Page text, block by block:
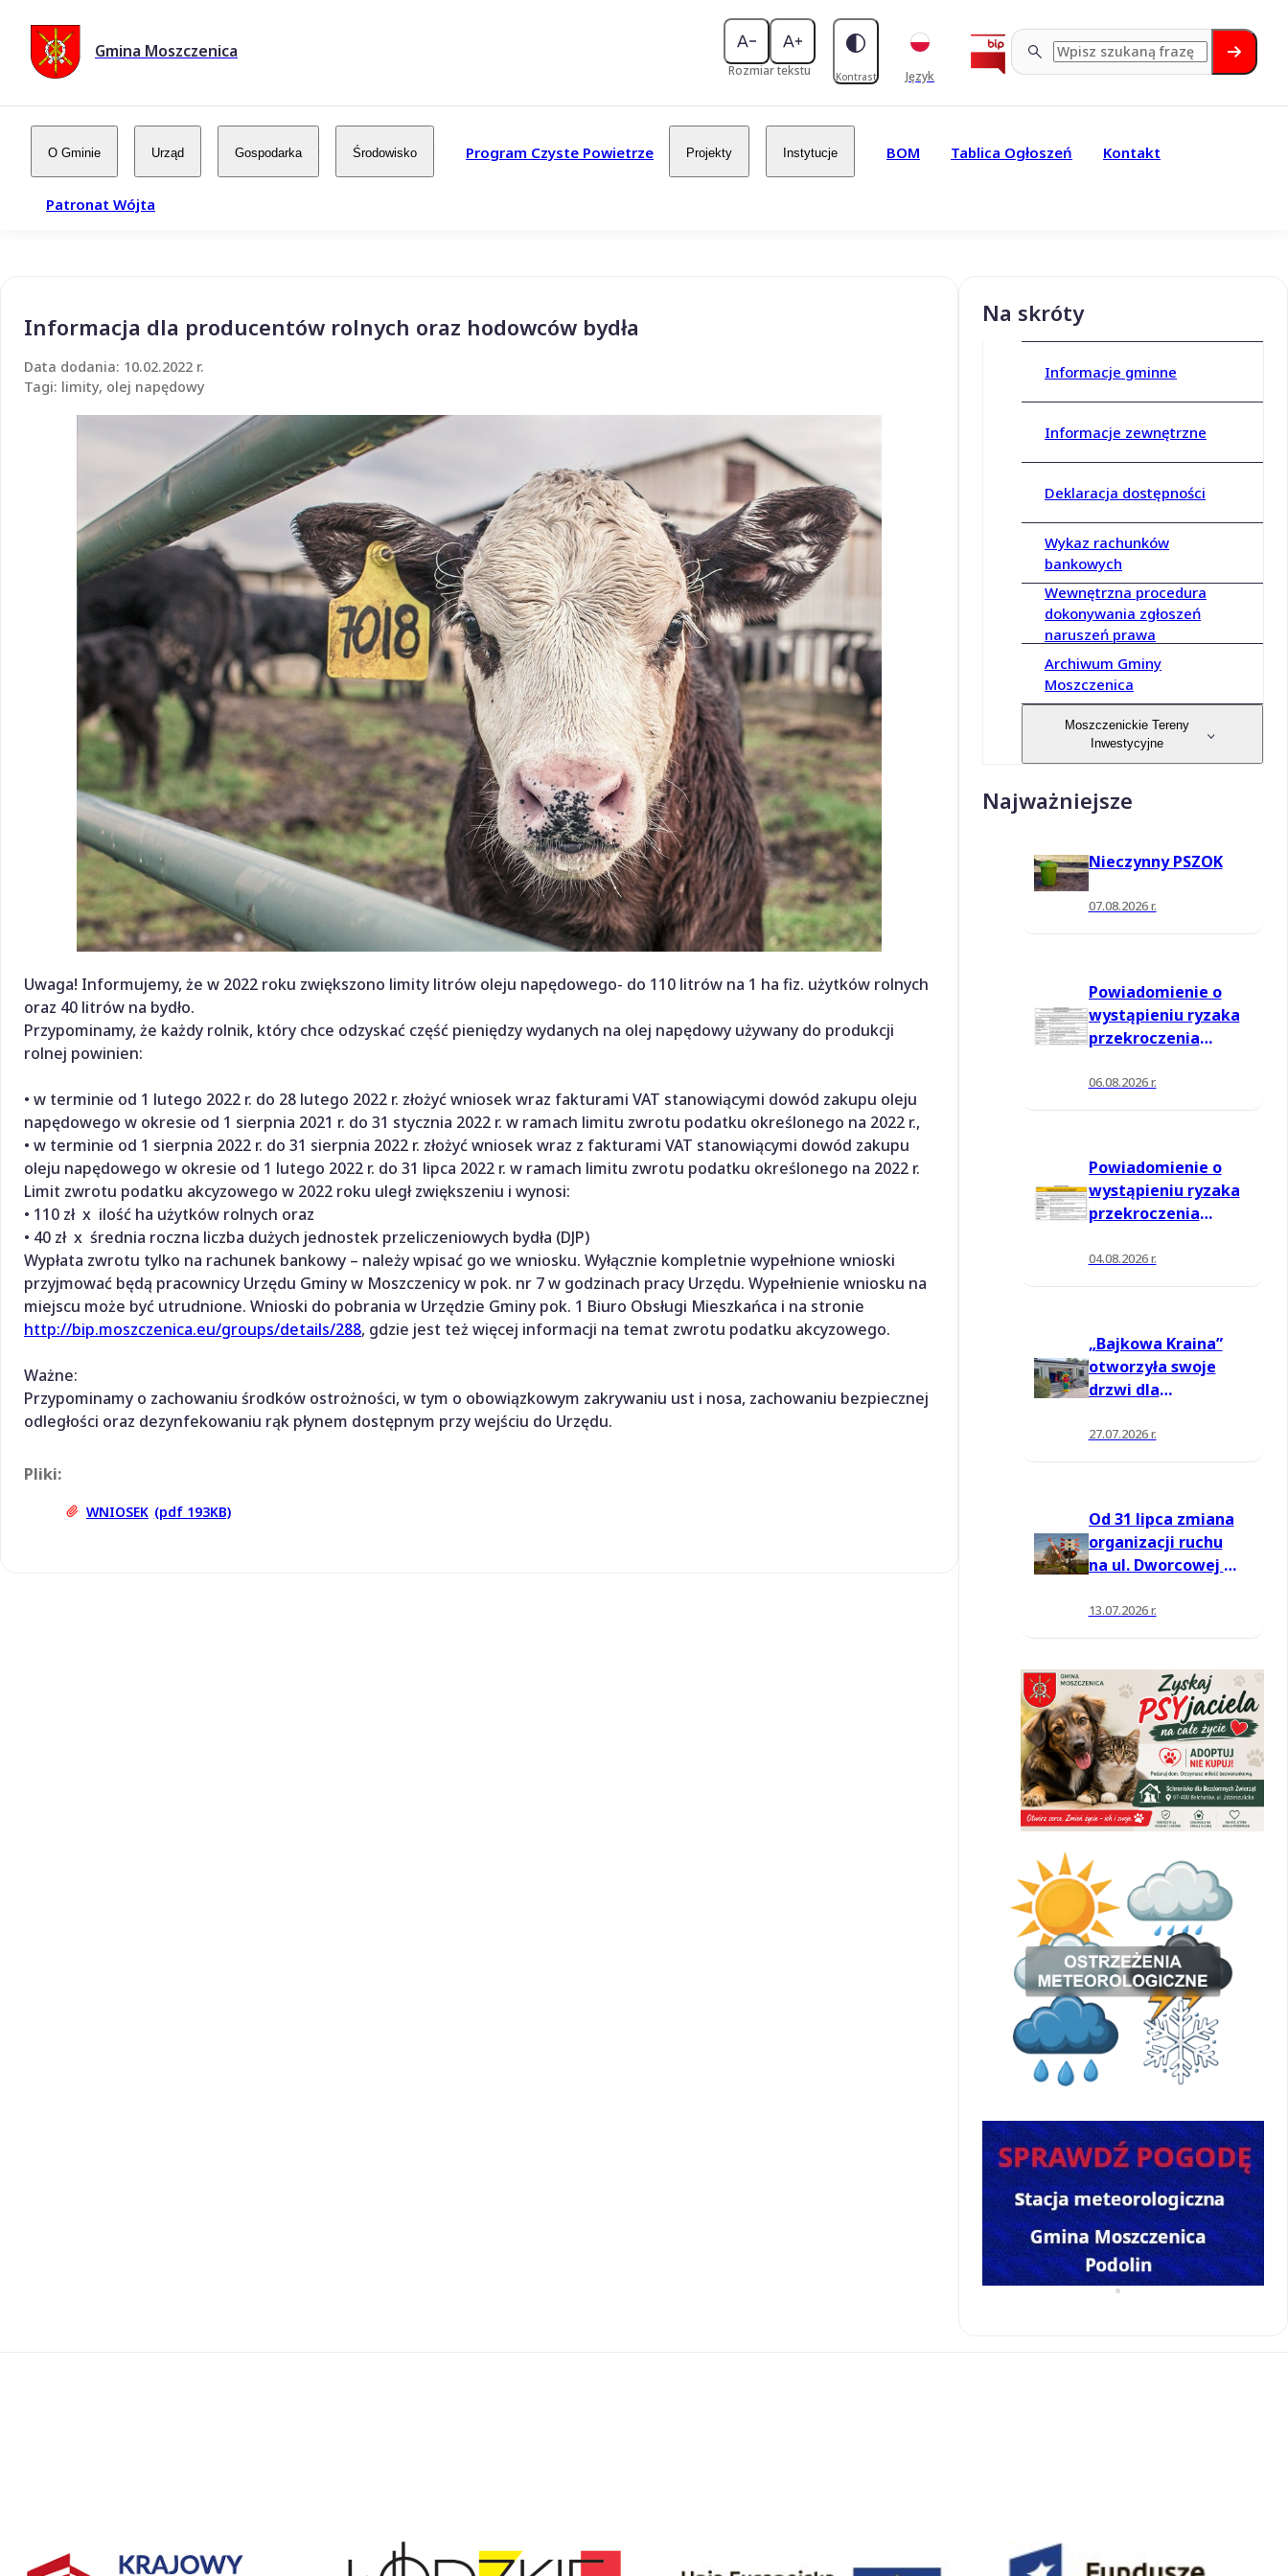
Gmina Moszczenica
Rozmiar tekstu Kontrast Język
O Gminie Urząd Gospodarka Środowisko Program Czyste Powietrze Projekty Instytucje BOM Tablica Ogłoszeń Kontakt
Patronat Wójta
Informacja dla producentów rolnych oraz hodowców bydła
Data dodania: 10.02.2022 r.
Tagi: limity, olej napędowy
Uwaga! Informujemy, że w 2022 roku zwiększono limity litrów oleju napędowego- do 110 litrów na 1 ha fiz. użytków rolnych
oraz 40 litrów na bydło.
Przypominamy, że każdy rolnik, który chce odzyskać część pieniędzy wydanych na olej napędowy używany do produkcji
rolnej powinien:
• w terminie od 1 lutego 2022 r. do 28 lutego 2022 r. złożyć wniosek wraz fakturami VAT stanowiącymi dowód zakupu oleju
napędowego w okresie od 1 sierpnia 2021 r. do 31 stycznia 2022 r. w ramach limitu zwrotu podatku określonego na 2022 r.,
• w terminie od 1 sierpnia 2022 r. do 31 sierpnia 2022 r. złożyć wniosek wraz z fakturami VAT stanowiącymi dowód zakupu
oleju napędowego w okresie od 1 lutego 2022 r. do 31 lipca 2022 r. w ramach limitu zwrotu podatku określonego na 2022 r.
Limit zwrotu podatku akcyzowego w 2022 roku uległ zwiększeniu i wynosi:
• 110 zł x ilość ha użytków rolnych oraz
• 40 zł x średnia roczna liczba dużych jednostek przeliczeniowych bydła (DJP)
Wypłata zwrotu tylko na rachunek bankowy – należy wpisać go we wniosku. Wyłącznie kompletnie wypełnione wnioski
przyjmować będą pracownicy Urzędu Gminy w Moszczenicy w pok. nr 7 w godzinach pracy Urzędu. Wypełnienie wniosku na
miejscu może być utrudnione. Wnioski do pobrania w Urzędzie Gminy pok. 1 Biuro Obsługi Mieszkańca i na stronie
http://bip.moszczenica.eu/groups/details/288, gdzie jest też więcej informacji na temat zwrotu podatku akcyzowego.
Ważne:
Przypominamy o zachowaniu środków ostrożności, w tym o obowiązkowym zakrywaniu ust i nosa, zachowaniu bezpiecznej
odległości oraz dezynfekowaniu rąk płynem dostępnym przy wejściu do Urzędu.
Pliki:
WNIOSEK (pdf 193KB)
Na skróty
Informacje gminne
Informacje zewnętrzne
Deklaracja dostępności
Wykaz rachunków
bankowych
Wewnętrzna procedura
dokonywania zgłoszeń
naruszeń prawa
Archiwum Gminy
Moszczenica
Moszczenickie Tereny
Inwestycyjne
Najważniejsze
Nieczynny PSZOK
07.08.2026 r.
Powiadomienie o
wystąpieniu ryzaka
przekroczenia
informowania dla
06.08.2026 r.
Powiadomienie o
wystąpieniu ryzaka
przekroczenia
informowania dla
04.08.2026 r.
„Bajkowa Kraina”
otworzyła swoje
drzwi dla
27.07.2026 r.
Od 31 lipca zmiana
organizacji ruchu
na ul. Dworcowej w
13.07.2026 r.